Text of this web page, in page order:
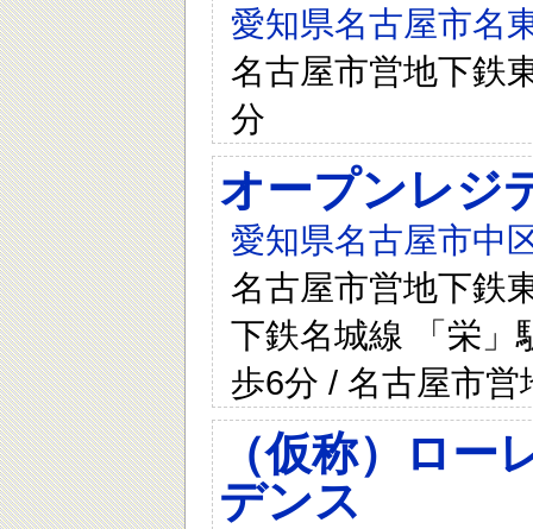
愛知県名古屋市名
名古屋市営地下鉄
分
オープンレジ
愛知県名古屋市中
名古屋市営地下鉄
下鉄名城線 「栄」
歩6分 / 名古屋市
（仮称）ロ
デンス